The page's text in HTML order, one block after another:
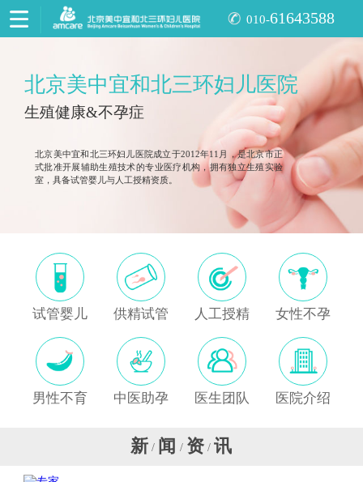
010-61643588
北京美中宜和北三环妇儿医院
生殖健康&不孕症
北京美中宜和北三环妇儿医院成立于2012年11月，是北京市正
式批准开展辅助生殖技术的专业医疗机构，拥有独立生殖实验
室，具备试管婴儿与人工授精资质。
试管婴儿 供精试管 人工授精 女性不孕
男性不育 中医助孕 医生团队 医院介绍
新 / 闻 / 资 / 讯